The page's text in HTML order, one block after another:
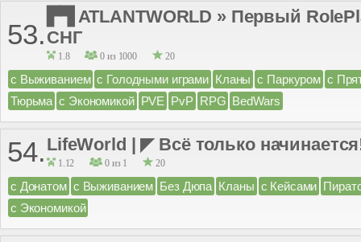
53.
▛▜ ATLANTWORLD » Первый
СНГ
1.8 0 из 1000 20
с Выживанием с Голодными играми Кланы с Паркуром с
Тюрьма с Экономикой PVE PvP RPG BedWars
54. LifeWorld | ◤ Всё только
1.12 0 из 1 20
с Донатом с Выживанием Без Дюпа Кланы с Кейсами
с Экономикой